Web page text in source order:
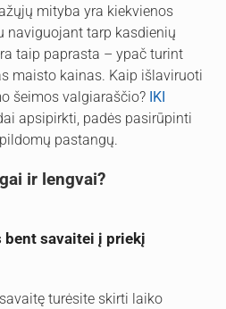
mityba yra kiekvienos
naviguojant tarp kasdienių
taip paprasta – ypač turint
maisto kainas. Kaip išlaviruoti
šeimos valgiaraščio? IKI
apsipirkti, padės pasirūpinti
pastangų.
ir lengvai?
savaitei į priekį
turėsite skirti laiko